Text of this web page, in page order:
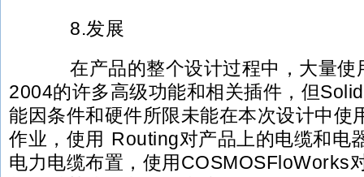
8.发展
在产品的整个设计过程中，大量使
2004的许多高级功能和相关插件，但
能因条件和硬件所限未能在本次设计中使
作业，使用 Routing对产品上的电缆和电
电力电缆布置，使用COSMOSFloWorks